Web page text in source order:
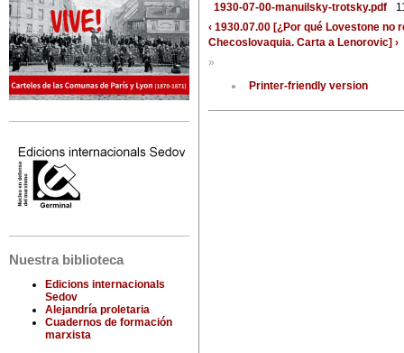
Nuestra biblioteca
Edicions internacionals
Sedov
Alejandría proletaria
Cuadernos de formación
marxista
1930-07-00-manuilsky-trotsky.pdf
‹ 1930.07.00 [¿Por qué Lovestone no
Checoslovaquia. Carta a Lenorovic] ›
»
Printer-friendly version